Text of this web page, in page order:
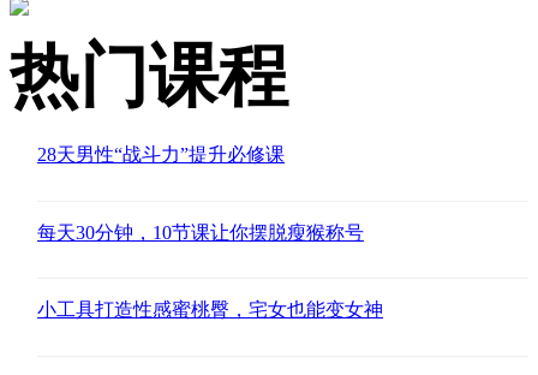
热门课程
28天男性“战斗力”提升必修课
每天30分钟，10节课让你摆脱瘦猴称号
小工具打造性感蜜桃臀，宅女也能变女神